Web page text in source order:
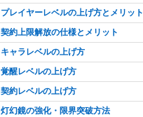
プレイヤーレベルの上げ方とメリット
契約上限解放の仕様とメリット
キャラレベルの上げ方
覚醒レベルの上げ方
契約レベルの上げ方
灯幻鏡の強化・限界突破方法